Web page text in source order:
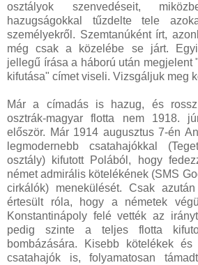
osztályok szenvedéseit,
hazugságokkal tűzdelte tele
személyekről. Szemtanúként írt,
még csak a közelébe se járt.
jellegű írása a háború után megjelent
kifutása" címet viseli. Vizsgáljuk meg
Már a címadás is hazug, és
osztrák-magyar flotta nem 1918.
először. Már 1914 augusztus 7-én
legmodernebb csatahajókkal
osztály) kifutott Polából, hogy
német admirális kötelékének (SMS
cirkálók) menekülését. Csak
értesült róla, hogy a németek
Konstantinápoly felé vették az
pedig szinte a teljes flotta
bombázására. Kisebb kötelékek
csatahajók is, folyamatosan